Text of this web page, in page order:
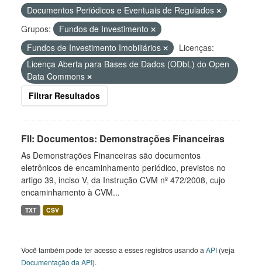
Documentos Periódicos e Eventuais de Regulados
Grupos:
Fundos de Investimento
Fundos de Investimento Imobiliários
Licenças:
Licença Aberta para Bases de Dados (ODbL) do Open
Data Commons
Filtrar Resultados
FII: Documentos: Demonstrações Financeiras
As Demonstrações Financeiras são documentos
eletrônicos de encaminhamento periódico, previstos no
artigo 39, inciso V, da Instrução CVM nº 472/2008, cujo
encaminhamento à CVM...
TXT CSV
Você também pode ter acesso a esses registros usando a API (veja
Documentação da API).